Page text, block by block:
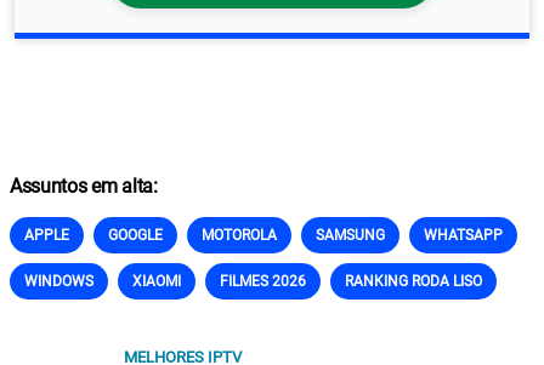
Assuntos em alta:
APPLE GOOGLE MOTOROLA SAMSUNG WHATSAPP
WINDOWS XIAOMI FILMES 2026 RANKING RODA LISO
MELHORES IPTV